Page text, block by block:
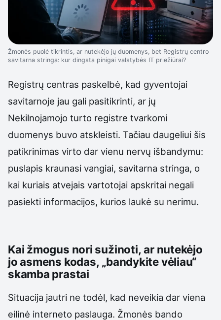
Žmonės puolė tikrintis, ar nutekėjo jų duomenys, bet Registrų centro
savitarna stringa: kur dingsta pinigai valstybės IT priežiūrai?
Registrų centras paskelbė, kad gyventojai
savitarnoje jau gali pasitikrinti, ar jų
Nekilnojamojo turto registre tvarkomi
duomenys buvo atskleisti. Tačiau daugeliui šis
patikrinimas virto dar vienu nervų išbandymu:
puslapis kraunasi vangiai, savitarna stringa, o
kai kuriais atvejais vartotojai apskritai negali
pasiekti informacijos, kurios laukė su nerimu.
Kai žmogus nori sužinoti, ar nutekėjo
jo asmens kodas, „bandykite vėliau“
skamba prastai
Situacija jautri ne todėl, kad neveikia dar viena
eilinė interneto paslauga. Žmonės bando